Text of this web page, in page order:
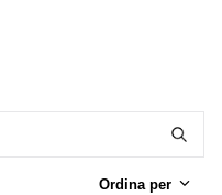
Ordina per